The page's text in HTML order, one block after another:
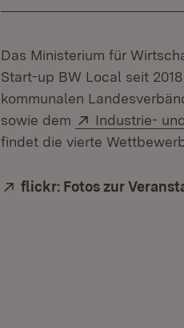
Das Ministerium für
Start-up BW Local seit
kommunalen
sowie dem
Extern:
Industrie-
findet die vierte
Extern:
flickr: Fotos zur